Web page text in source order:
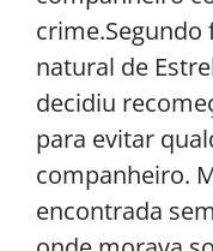
crime.Segundo
natural de
decidiu
para evitar
companheiro.
encontrada